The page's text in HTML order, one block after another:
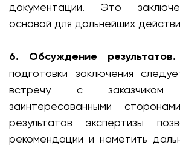
документации. Это
основой для дальнейших
6. Обсуждение результатов.
подготовки заключения
встречу с
заинтересованными
результатов экспертизы
рекомендации и наметить